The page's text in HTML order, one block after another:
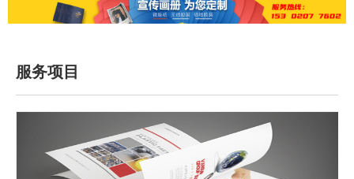
服务项目